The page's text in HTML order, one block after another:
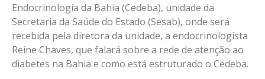
Endocrinologia da Bahia (Cedeba), unidade da
Secretaria da Saúde do Estado (Sesab), onde será
recebida pela diretora da unidade, a endocrinologista
Reine Chaves, que falará sobre a rede de atenção ao
diabetes na Bahia e como está estruturado o Cedeba.